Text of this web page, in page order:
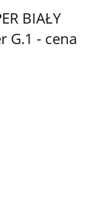
BIAŁY
G.1 - cena